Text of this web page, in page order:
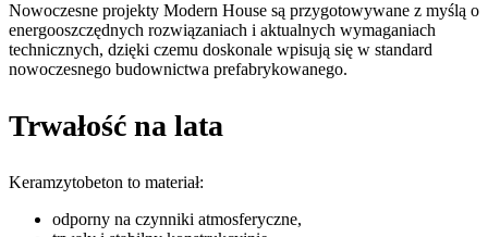
Nowoczesne projekty Modern House są przygotowywane z myślą o
energooszczędnych rozwiązaniach i aktualnych wymaganiach
technicznych, dzięki czemu doskonale wpisują się w standard
nowoczesnego budownictwa prefabrykowanego.
Trwałość na lata
Keramzytobeton to materiał:
odporny na czynniki atmosferyczne,